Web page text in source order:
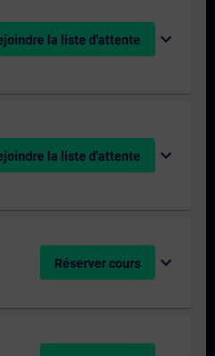
la liste d'attente expand_more
la liste d'attente expand_more
Réserver cours expand_more